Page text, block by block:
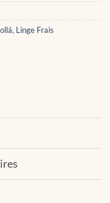
, Linge Frais